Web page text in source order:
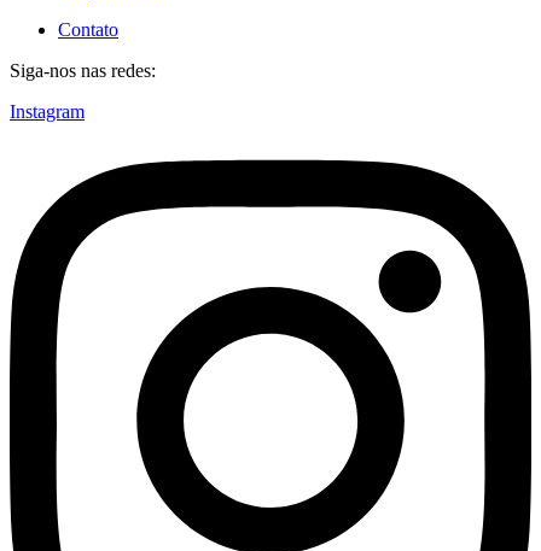
Contato
Siga-nos nas redes:
Instagram